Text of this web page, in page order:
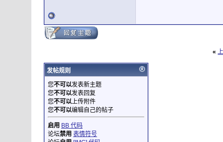
«
发帖规则
您不可以发表新主题
您不可以发表回复
您不可以上传附件
您不可以编辑自己的帖子
启用 BB 代码
论坛禁用 表情符号